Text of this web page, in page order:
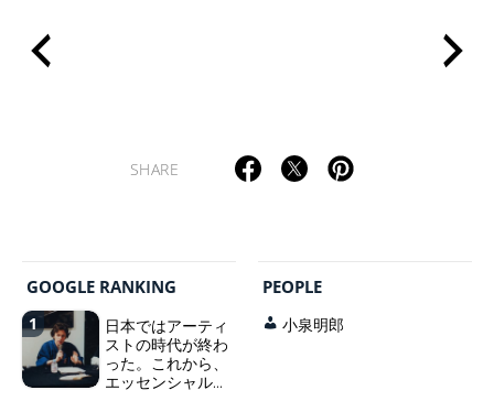
ART WORLD CULTURAL ESSAYS
SHARE
GOOGLE RANKING
1
日本ではアーティ
ストの時代が終わ
った。これから、
エッセンシャルワ
PEOPLE
小泉明郎